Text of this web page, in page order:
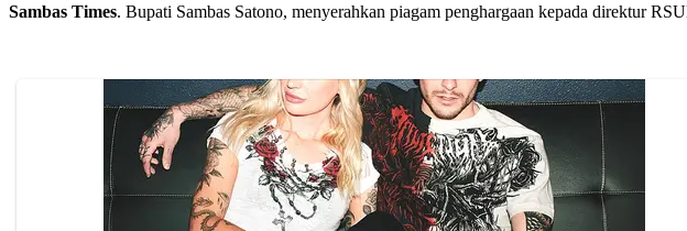
Sambas Times. Bupati Sambas Satono, menyerahkan piagam penghargaan kepada direktur